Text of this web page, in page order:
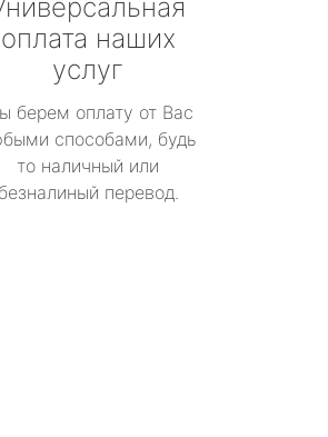
оплата наших
услуг
берем оплату от Вас
способами, будь
то наличный или
безналиный перевод.